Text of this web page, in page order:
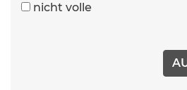
nicht volle